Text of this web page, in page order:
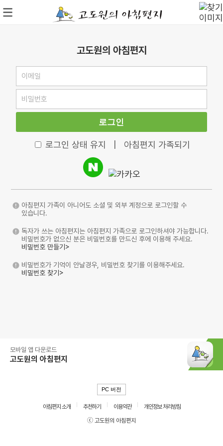
고도원의 아침편지
로그인
로그인 상태 유지 아침편지 가족되기
아침편지 가족이 아니어도 소셜 및 외부 계정으로 로그인할 수
있습니다.
독자가 쓰는 아침편지는 아침편지 가족으로 로그인하셔야 가능합니다.
비밀번호가 없으신 분은 비밀번호를 만드신 후에 이용해 주세요.
비밀번호 만들기>
비밀번호가 기억이 안날경우, 비밀번호 찾기를 이용해주세요.
비밀번호 찾기>
모바일 앱 다운로드
고도원의 아침편지
PC 버전
아침편지 소개 추천하기 이용약관
개인정보 처리방침
ⓒ 고도원의 아침편지